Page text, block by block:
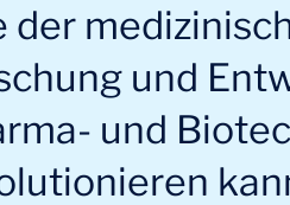
Kunden
der
und
und